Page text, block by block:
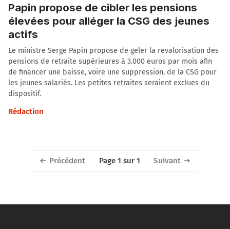
Papin propose de cibler les pensions
élevées pour alléger la CSG des jeunes
actifs
Le ministre Serge Papin propose de geler la revalorisation des
pensions de retraite supérieures à 3.000 euros par mois afin
de financer une baisse, voire une suppression, de la CSG pour
les jeunes salariés. Les petites retraites seraient exclues du
dispositif.
Rédaction
Précédent Page 1 sur 1 Suivant